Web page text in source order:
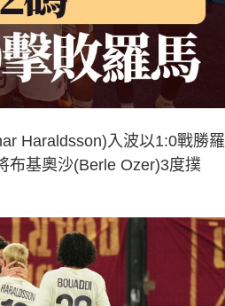
Haraldsson)入波以1:0戰勝羅
布基奧沙(Berle Ozer)3度撲